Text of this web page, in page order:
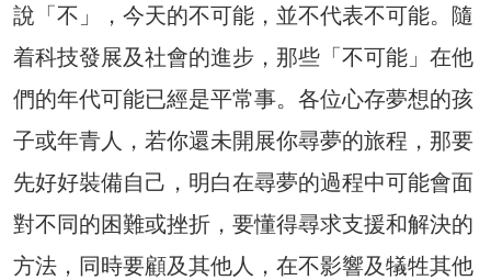
說「不」，今天的不可能，並不代表不可能。隨
着科技發展及社會的進步，那些「不可能」在他
們的年代可能已經是平常事。各位心存夢想的孩
子或年青人，若你還未開展你尋夢的旅程，那要
先好好裝備自己，明白在尋夢的過程中可能會面
對不同的困難或挫折，要懂得尋求支援和解決的
方法，同時要顧及其他人，在不影響及犠牲其他